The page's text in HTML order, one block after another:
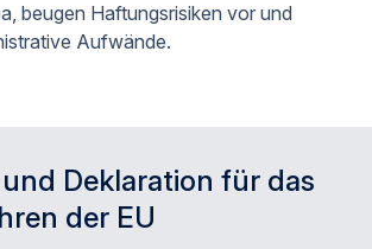
beugen Haftungsrisiken vor und
Aufwände.
Deklaration für das
der EU